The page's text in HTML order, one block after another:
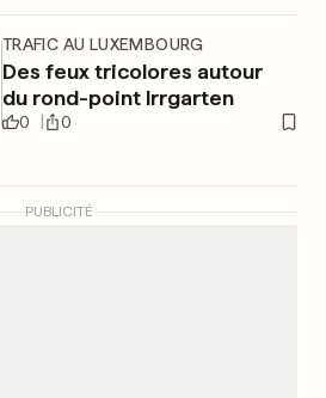
TRAFIC AU LUXEMBOURG
Des feux tricolores autour
du rond-point Irrgarten
0 0
PUBLICITÉ